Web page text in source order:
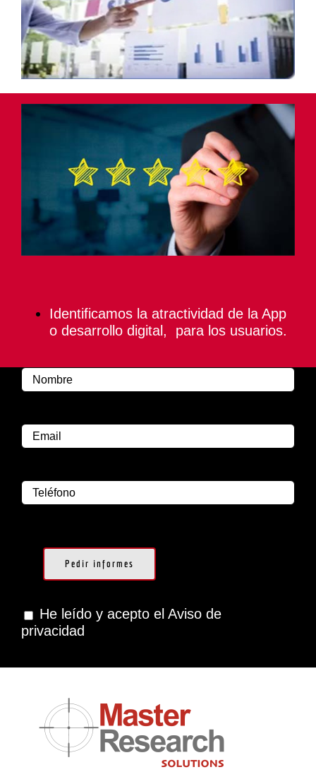
Identificamos la atractividad de la App
o desarrollo digital, para los usuarios.
He leído y acepto el Aviso de
privacidad